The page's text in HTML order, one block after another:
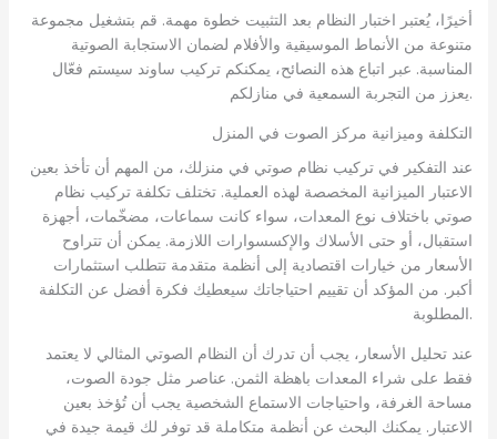
أخيرًا، يُعتبر اختبار النظام بعد التثبيت خطوة مهمة. قم بتشغيل مجموعة
متنوعة من الأنماط الموسيقية والأفلام لضمان الاستجابة الصوتية
المناسبة. عبر اتباع هذه النصائح، يمكنكم تركيب ساوند سيستم فعّال
يعزز من التجربة السمعية في منازلكم.
التكلفة وميزانية مركز الصوت في المنزل
عند التفكير في تركيب نظام صوتي في منزلك، من المهم أن تأخذ بعين
الاعتبار الميزانية المخصصة لهذه العملية. تختلف تكلفة تركيب نظام
صوتي باختلاف نوع المعدات، سواء كانت سماعات، مضخّمات، أجهزة
استقبال، أو حتى الأسلاك والإكسسوارات اللازمة. يمكن أن تتراوح
الأسعار من خيارات اقتصادية إلى أنظمة متقدمة تتطلب استثمارات
أكبر. من المؤكد أن تقييم احتياجاتك سيعطيك فكرة أفضل عن التكلفة
المطلوبة.
عند تحليل الأسعار، يجب أن تدرك أن النظام الصوتي المثالي لا يعتمد
فقط على شراء المعدات باهظة الثمن. عناصر مثل جودة الصوت،
مساحة الغرفة، واحتياجات الاستماع الشخصية يجب أن تُؤخذ بعين
الاعتبار. يمكنك البحث عن أنظمة متكاملة قد توفر لك قيمة جيدة في